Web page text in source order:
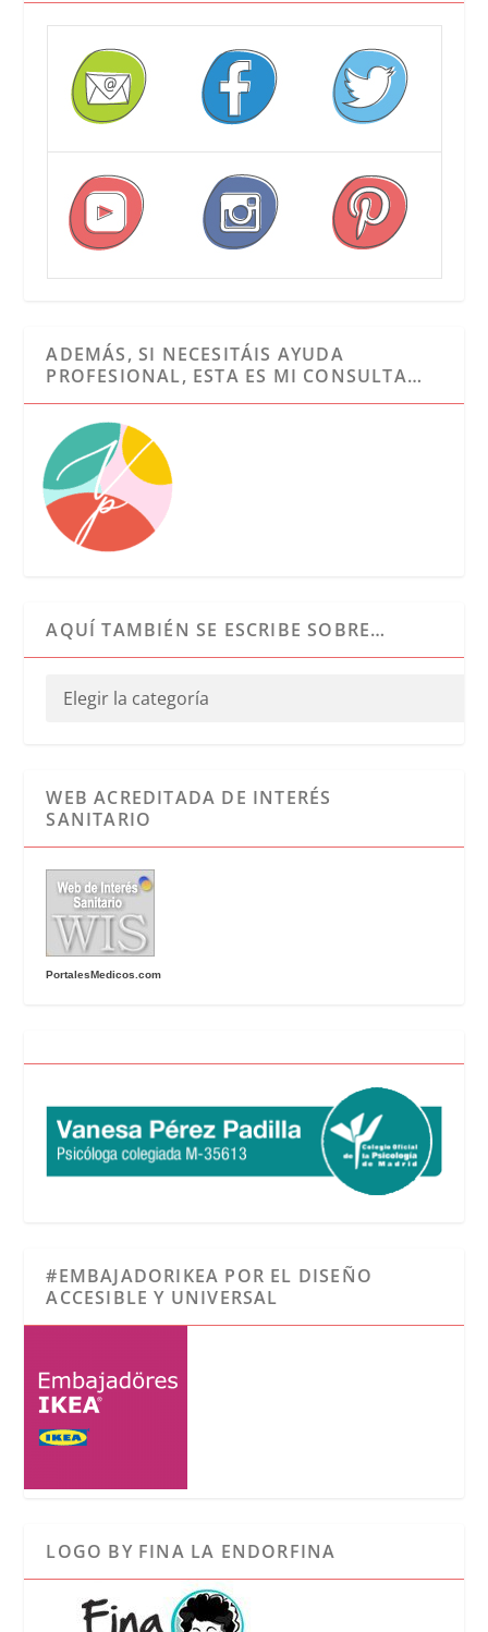
ADEMÁS, SI NECESITÁIS AYUDA
PROFESIONAL, ESTA ES MI CONSULTA…
AQUÍ TAMBIÉN SE ESCRIBE SOBRE…
WEB ACREDITADA DE INTERÉS
SANITARIO
PortalesMedicos.com
#EMBAJADORIKEA POR EL DISEÑO
ACCESIBLE Y UNIVERSAL
LOGO BY FINA LA ENDORFINA